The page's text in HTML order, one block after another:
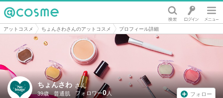
@cosme
アットコスメ ちょんさわさんのアットコスメ プロフィール詳細
ちょんさわ さん
39歳 普通肌 0 フォロー